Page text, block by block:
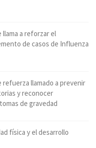
llama a reforzar el
de casos de Influenza
refuerza llamado a prevenir
y reconocer
de gravedad
física y el desarrollo